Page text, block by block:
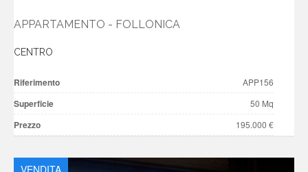
APPARTAMENTO - FOLLONICA
CENTRO
Riferimento APP156
Superficie 50 Mq
Prezzo 195.000 €